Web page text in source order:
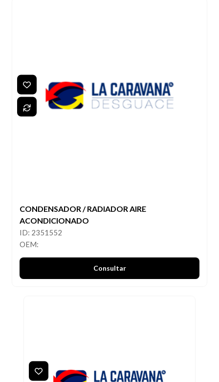
CONDENSADOR / RADIADOR AIRE
ACONDICIONADO
ID: 2351552
OEM:
Consultar